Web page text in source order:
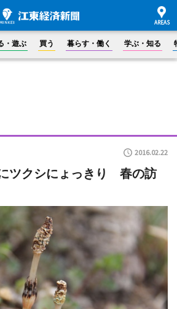
・遊ぶ 買う 暮らす・働く 学ぶ・知る
2016.02.22
ツクシにょっきり 春の訪